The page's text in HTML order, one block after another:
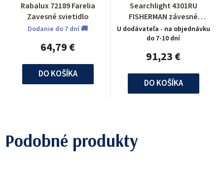
Rabalux 72189 Farelia
Zavesné svietidlo
Dodanie do 7 dní 🚚
64,79 €
DO KOŠÍKA
Searchlight 4301RU
FISHERMAN závesné
svietidlo
U dodávateľa - na objednávku
do 7-10 dní
91,23 €
DO KOŠÍKA
Podobné produkty